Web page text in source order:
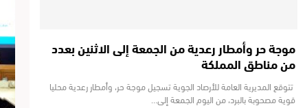
موجة حر وأمطار رعدية من الجمعة إلى الاثنين بعدد
من مناطق المملكة
تتوقع المديرية العامة للأرصاد الجوية تسجيل موجة حر، وأمطار رعدية محليا
قوية مصحوبة بالبرد، من اليوم الجمعة إلى…